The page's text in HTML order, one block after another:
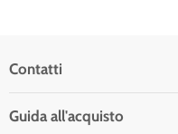
Contatti
Guida all'acquisto